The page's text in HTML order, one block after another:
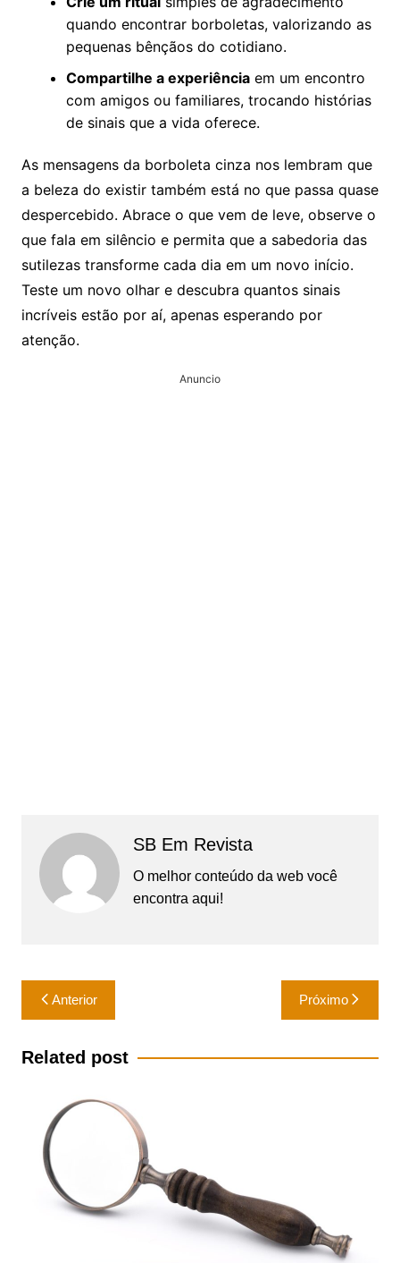
quando encontrar borboletas, valorizando as
pequenas bênçãos do cotidiano.
Compartilhe a experiênciaem um encontro
com amigos ou familiares, trocando histórias
de sinais que a vida oferece.
As mensagens da borboleta cinza nos lembram que
a beleza do existir também está no que passa quase
despercebido. Abrace o que vem de leve, observe o
que fala em silêncio e permita que a sabedoria das
sutilezas transforme cada dia em um novo início.
Teste um novo olhar e descubra quantos sinais
incríveis estão por aí, apenas esperando por
atenção.
Anuncio
SB Em Revista
O melhor conteúdo da web você
encontra aqui!
Navegação
de
Post
Anterior Próximo
Related post